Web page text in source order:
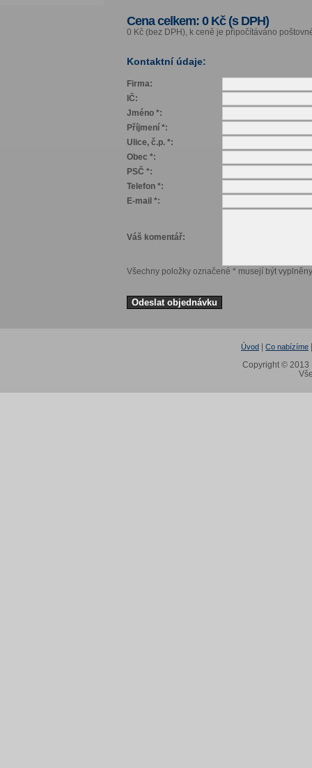
Cena celkem: 0Kč (s DPH)
0 Kč (bez DPH), k ceně je připočítáváno
Kontaktní údaje:
Firma:
IČ:
Jméno *:
Příjmení *:
Ulice, č.p. *:
Obec *:
PSČ *:
Telefon *:
E-mail *:
Váš komentář:
Všechny položky označené * musejí být
Úvod Co nabízíme
Copyright © 2013